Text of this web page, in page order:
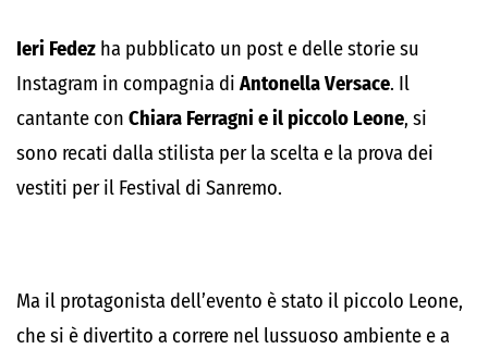
Ieri Fedez ha pubblicato un post e delle storie su
Instagram in compagnia di Antonella Versace. Il
cantante con Chiara Ferragni e il piccolo Leone, si
sono recati dalla stilista per la scelta e la prova dei
vestiti per il Festival di Sanremo.
Ma il protagonista dell’evento è stato il piccolo Leone,
che si è divertito a correre nel lussuoso ambiente e a